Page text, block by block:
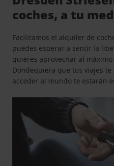
coches, a tu
Facilitamos el alquiler de
puedes esperar a sentir la
quieres aprovechar al
Dondequiera que tus viajes te
acceder al mundo te estarán